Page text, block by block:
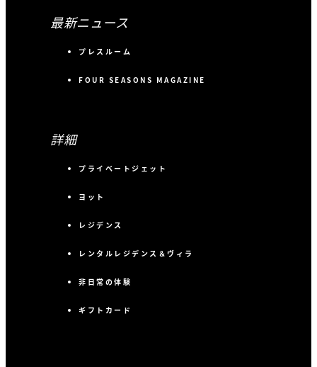
最新ニュース
プレスルーム
FOUR SEASONS MAGAZINE
詳細
プライベートジェット
ヨット
レジデンス
レンタルレジデンス＆ヴィラ
非日常の体験
ギフトカード